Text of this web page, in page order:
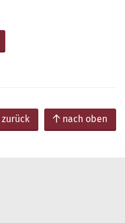
zurück nach oben